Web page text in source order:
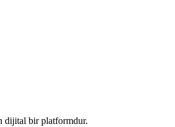
dijital bir platformdur.